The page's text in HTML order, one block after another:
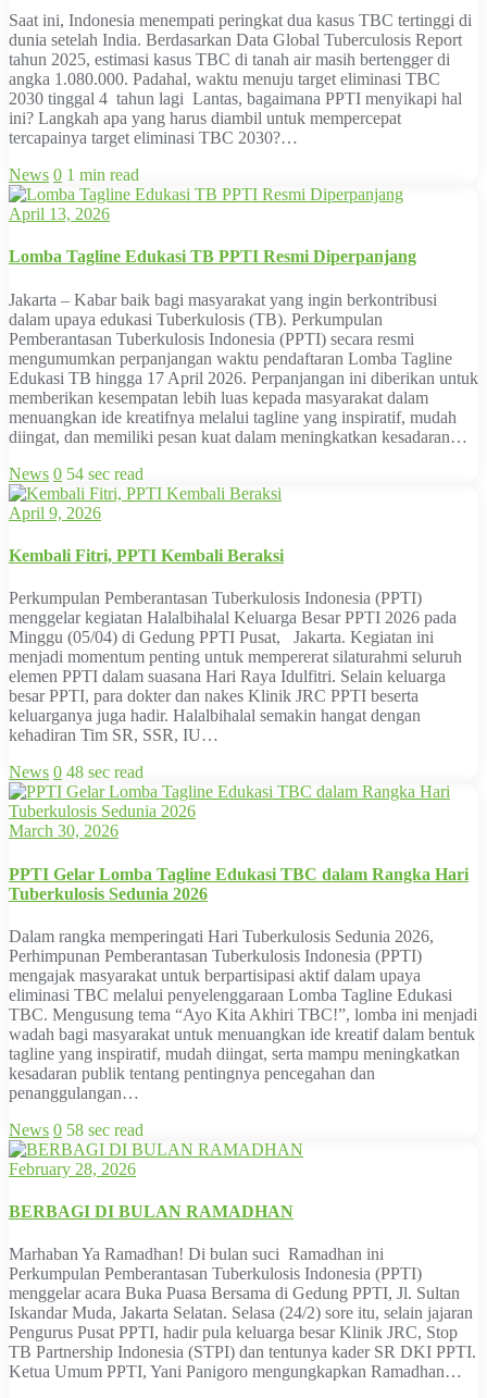
Saat ini, Indonesia menempati peringkat dua kasus TBC tertinggi di
dunia setelah India. Berdasarkan Data Global Tuberculosis Report
tahun 2025, estimasi kasus TBC di tanah air masih bertengger di
angka 1.080.000. Padahal, waktu menuju target eliminasi TBC
2030 tinggal 4 tahun lagi Lantas, bagaimana PPTI menyikapi hal
ini? Langkah apa yang harus diambil untuk mempercepat
tercapainya target eliminasi TBC 2030?…
News 0 1 min read
April 13, 2026
Lomba Tagline Edukasi TB PPTI Resmi Diperpanjang
Jakarta – Kabar baik bagi masyarakat yang ingin berkontribusi
dalam upaya edukasi Tuberkulosis (TB). Perkumpulan
Pemberantasan Tuberkulosis Indonesia (PPTI) secara resmi
mengumumkan perpanjangan waktu pendaftaran Lomba Tagline
Edukasi TB hingga 17 April 2026. Perpanjangan ini diberikan untuk
memberikan kesempatan lebih luas kepada masyarakat dalam
menuangkan ide kreatifnya melalui tagline yang inspiratif, mudah
diingat, dan memiliki pesan kuat dalam meningkatkan kesadaran…
News 0 54 sec read
April 9, 2026
Kembali Fitri, PPTI Kembali Beraksi
Perkumpulan Pemberantasan Tuberkulosis Indonesia (PPTI)
menggelar kegiatan Halalbihalal Keluarga Besar PPTI 2026 pada
Minggu (05/04) di Gedung PPTI Pusat, Jakarta. Kegiatan ini
menjadi momentum penting untuk mempererat silaturahmi seluruh
elemen PPTI dalam suasana Hari Raya Idulfitri. Selain keluarga
besar PPTI, para dokter dan nakes Klinik JRC PPTI beserta
keluarganya juga hadir. Halalbihalal semakin hangat dengan
kehadiran Tim SR, SSR, IU…
News 0 48 sec read
March 30, 2026
PPTI Gelar Lomba Tagline Edukasi TBC dalam Rangka Hari
Tuberkulosis Sedunia 2026
Dalam rangka memperingati Hari Tuberkulosis Sedunia 2026,
Perhimpunan Pemberantasan Tuberkulosis Indonesia (PPTI)
mengajak masyarakat untuk berpartisipasi aktif dalam upaya
eliminasi TBC melalui penyelenggaraan Lomba Tagline Edukasi
TBC. Mengusung tema “Ayo Kita Akhiri TBC!”, lomba ini menjadi
wadah bagi masyarakat untuk menuangkan ide kreatif dalam bentuk
tagline yang inspiratif, mudah diingat, serta mampu meningkatkan
kesadaran publik tentang pentingnya pencegahan dan
penanggulangan…
News 0 58 sec read
February 28, 2026
BERBAGI DI BULAN RAMADHAN
Marhaban Ya Ramadhan! Di bulan suci Ramadhan ini
Perkumpulan Pemberantasan Tuberkulosis Indonesia (PPTI)
menggelar acara Buka Puasa Bersama di Gedung PPTI, Jl. Sultan
Iskandar Muda, Jakarta Selatan. Selasa (24/2) sore itu, selain jajaran
Pengurus Pusat PPTI, hadir pula keluarga besar Klinik JRC, Stop
TB Partnership Indonesia (STPI) dan tentunya kader SR DKI PPTI.
Ketua Umum PPTI, Yani Panigoro mengungkapkan Ramadhan…